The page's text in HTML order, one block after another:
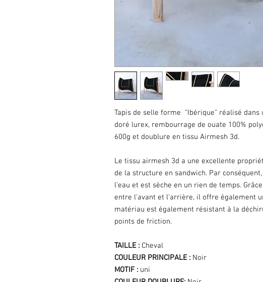
Tapis de selle forme "Ibérique" réalisé dans
doré lurex, rembourrage de ouate 100%
600g et doublure en tissu Airmesh 3d.
Le tissu airmesh 3d a une excellente
de la structure en sandwich. Par
l'eau et est sèche en un rien de temps.
entre l'avant et l'arrière, il offre également
matériau est également résistant à la
points de friction.
TAILLE : Cheval
COULEUR PRINCIPALE : Noir
MOTIF : uni